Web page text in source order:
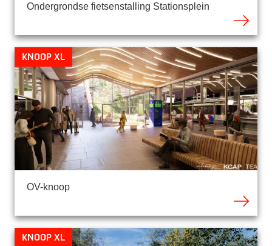
Ondergrondse fietsenstalling Stationsplein
OV-knoop
Knoop XL
Knoop XL